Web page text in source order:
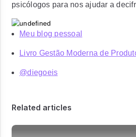
psicólogos para nos ajudar a
Meu blog pessoal
Livro Gestão Moderna de
@diegoeis
Related articles